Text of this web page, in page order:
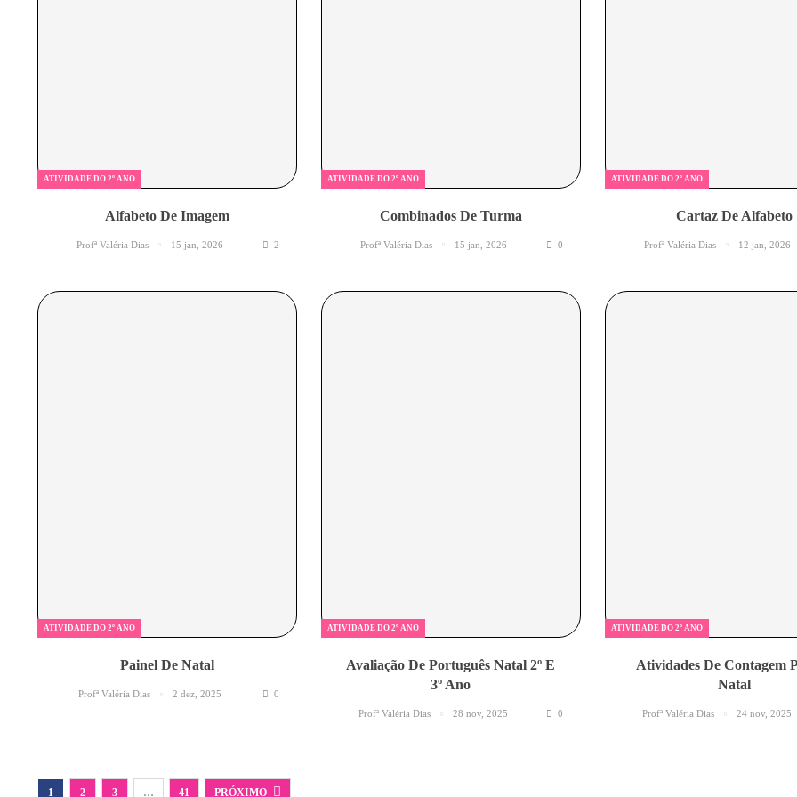
ATIVIDADE DO 2º ANO
Alfabeto De Imagem
Profª Valéria Dias 15 jan, 2026 2
ATIVIDADE DO 2º ANO
Combinados De Turma
Profª Valéria Dias 15 jan, 2026 0
ATIVIDADE DO 2º ANO
Cartaz De Alfabeto
Profª Valéria Dias 12 jan, 2026
ATIVIDADE DO 2º ANO
Painel De Natal
Profª Valéria Dias 2 dez, 2025 0
ATIVIDADE DO 2º ANO
Avaliação De Português Natal 2º E
3º Ano
Profª Valéria Dias 28 nov, 2025 0
ATIVIDADE DO 2º ANO
Atividades De Contagem
Natal
Profª Valéria Dias 24 nov, 2025
1 2 3 … 41 PRÓXIMO